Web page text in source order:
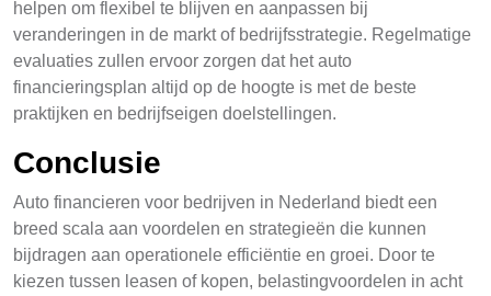
helpen om flexibel te blijven en aanpassen bij
veranderingen in de markt of bedrijfsstrategie. Regelmatige
evaluaties zullen ervoor zorgen dat het auto
financieringsplan altijd op de hoogte is met de beste
praktijken en bedrijfseigen doelstellingen.
Conclusie
Auto financieren voor bedrijven in Nederland biedt een
breed scala aan voordelen en strategieën die kunnen
bijdragen aan operationele efficiëntie en groei. Door te
kiezen tussen leasen of kopen, belastingvoordelen in acht